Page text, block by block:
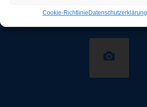
Cookie-Richtlinie Datenschutzerklärung